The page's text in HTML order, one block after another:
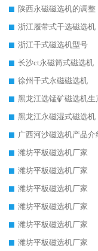
陕西永磁磁选机的调整
浙江履带式干选磁选机
浙江干式磁选机型号
长沙ct永磁筒式磁选机
徐州干式永磁磁选机
黑龙江选锰矿磁选机生
黑龙江永磁湿式磁选机
广西河沙磁选机产品介
潍坊平板磁选机厂家
潍坊平板磁选机厂家
潍坊平板磁选机厂家
潍坊平板磁选机厂家
潍坊平板磁选机厂家
潍坊平板磁选机厂家